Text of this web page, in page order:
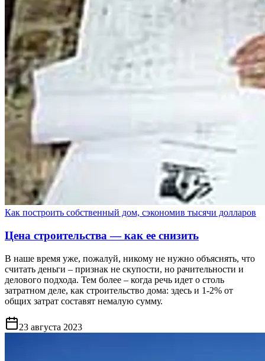
Как построить собственный дом, сэкономив тысячи долларов
Цена строительства — как ее снизить
В наше время уже, пожалуй, никому не нужно объяснять, что
считать деньги – признак не скупости, но рачительности и
делового подхода. Тем более – когда речь идет о столь
затратном деле, как строительство дома: здесь и 1-2% от
общих затрат составят немалую сумму.
23 августа 2023